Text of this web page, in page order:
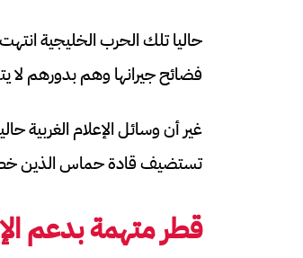
حاليا تلك الحرب الخليجية
فضائح جيرانها وهم بدورهم
تستضيف قادة حماس الذين خططوا
قطر متهمة بدعم